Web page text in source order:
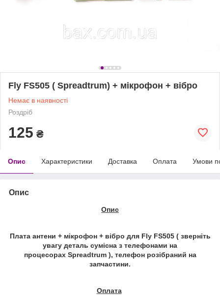
Fly FS505 ( Spreadtrum) + мікрофон + вібро
Немає в наявності
Роздріб
125 ₴
Опис Характеристики Доставка Оплата Умови
Опис
Опис
Плата антени + мікрофон + вібро дляFly FS505 ( зверніть
увагу деталь сумісна з телефонами на
процесорах Spreadtrum ), телефон розібраний на
запчастини.
Оплата